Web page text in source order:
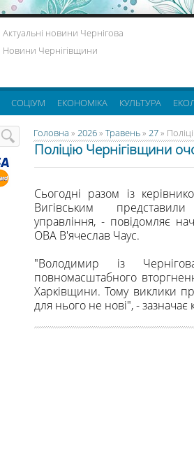
Актуальні новини Чернігова
Новини Чернігівщини
СОЦІУМ ЕКОНОМІКА КУЛЬТУРА
Головна » 2026» Травень» 27»
Поліцію Чернігівщини
Сьогодні разом із
Вигівським
управління, - повідомляє
ОВА В'ячеслав Чаус.
"Володимир із
повномасштабного
Харківщини. Тому виклики
для нього не нові", -